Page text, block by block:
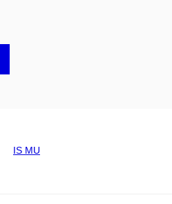
IS MU